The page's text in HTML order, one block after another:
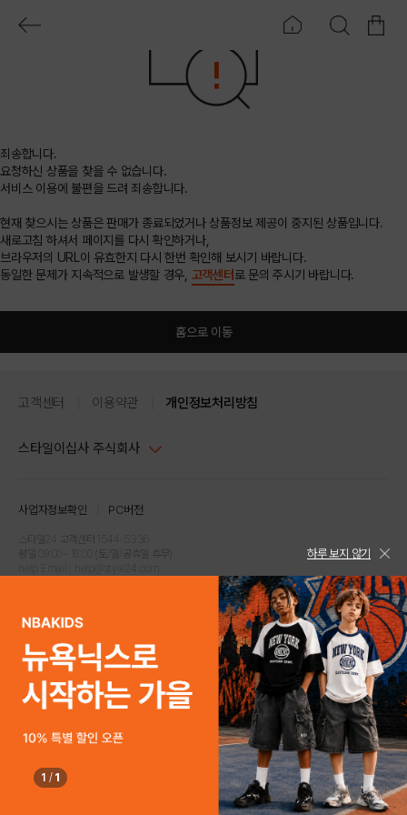
죄송합니다.
요청하신 상품을 찾을 수 없습니다.
서비스 이용에 불편을 드려 죄송합니다.
현재 찾으시는 상품은 판매가 종료되었거나 상품정보 제공이 중지된 상품입니다.
새로고침 하셔서 페이지를 다시 확인하거나,
브라우저의 URL이 유효한지 다시 한번 확인해 보시기 바랍니다.
동일한 문제가 지속적으로 발생할 경우, 고객센터 로 문의 주시기 바랍니다.
홈으로 이동
고객센터 이용약관 개인정보처리방침
스타일이십사 주식회사
주소 : 서울시 강남구 논현로 633, 6층 (논현동, 한세엠케이빌딩)
사업자등록번호 : 116-81-32499
통신판매업신고번호 : 제 2024-서울강남-04239
고객센터 1544-5336(평일 09:00~ 18:00 토/일/공휴일 휴무)
사업자정보확인 PC버전
스타일24 고객센터 1544-5336
평일 09:00~ 18:00 (토/일/공휴일 휴무)
COPYRIGHTⓒ2021 STYLE24 ALL RIGHTS RESERVED.
하루 보지 않기
1 / 1